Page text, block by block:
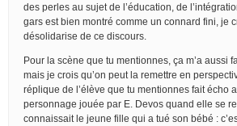
des perles au sujet de l’éducation, de
gars est bien montré comme un connard fini, je
désolidarise de ce discours.
Pour la scène que tu mentionnes, ça m’a aussi
mais je crois qu’on peut la remettre en
réplique de l’élève que tu mentionnes fait écho
personnage jouée par E. Devos quand elle se
connaissait le jeune fille qui a tué son bébé :